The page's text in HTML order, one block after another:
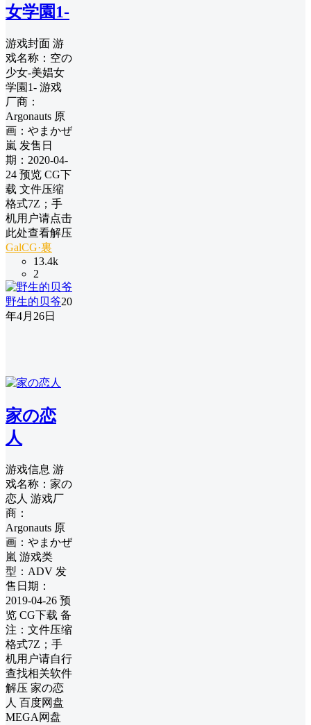
女学園1-
游戏封面 游
戏名称：空の
少女-美娼女
学園1- 游戏
厂商：
Argonauts 原
画：やまかぜ
嵐 发售日
期：2020-04-
24 预览 CG下
载 文件压缩
格式7Z；手
机用户请点击
此处查看解压
GalCG·裏
13.4k
2
野生的贝爷20
年4月26日
家の恋
人
游戏信息 游
戏名称：家の
恋人 游戏厂
商：
Argonauts 原
画：やまかぜ
嵐 游戏类
型：ADV 发
售日期：
2019-04-26 预
览 CG下载 备
注：文件压缩
格式7Z；手
机用户请自行
查找相关软件
解压 家の恋
人 百度网盘
MEGA网盘